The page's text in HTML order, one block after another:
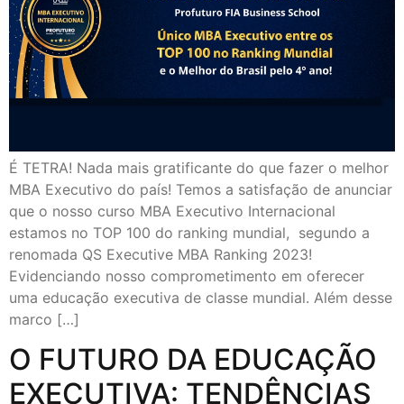
É TETRA! Nada mais gratificante do que fazer o melhor
MBA Executivo do país!⁠ Temos a satisfação de anunciar
que o nosso curso MBA Executivo Internacional
estamos no TOP 100 do ranking mundial, segundo a
renomada QS Executive MBA Ranking 2023!⁠
Evidenciando nosso comprometimento em oferecer
uma educação executiva de classe mundial. Além desse
marco […]
O FUTURO DA EDUCAÇÃO
EXECUTIVA: TENDÊNCIAS